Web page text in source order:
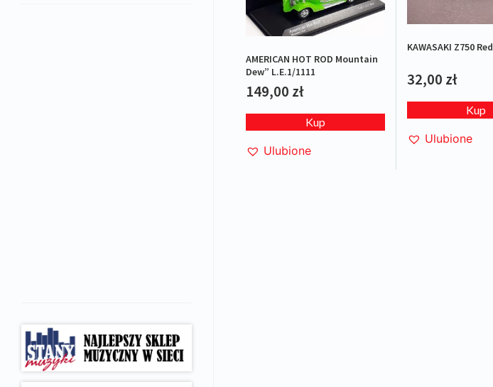
AMERICAN HOT ROD Mountain
Dew” L.E.1/1111
149,00 zł
Kup
Ulubione
KAWASAKI Z750 Red
32,00 zł
Kup
Ulubione